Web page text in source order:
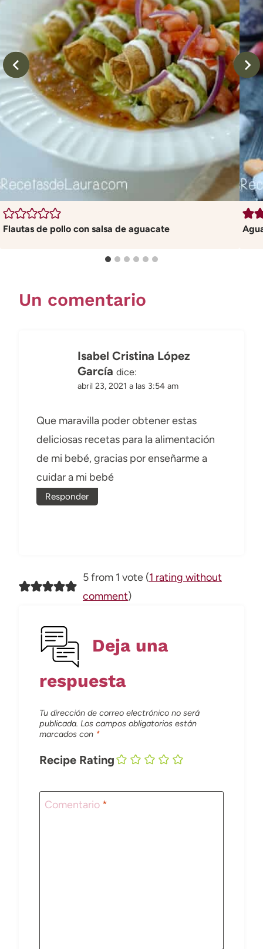
Flautas de pollo con salsa de aguacate
Un comentario
Isabel Cristina López
García dice:
abril 23, 2021 a las 3:54 am
Que maravilla poder obtener estas
deliciosas recetas para la alimentación
de mi bebé, gracias por enseñarme a
cuidar a mi bebé
Responder
5 from 1 vote (1 rating without
comment)
Deja una
respuesta
Tu dirección de correo electrónico no será
publicada. Los campos obligatorios están
marcados con *
Recipe Rating
Comentario *